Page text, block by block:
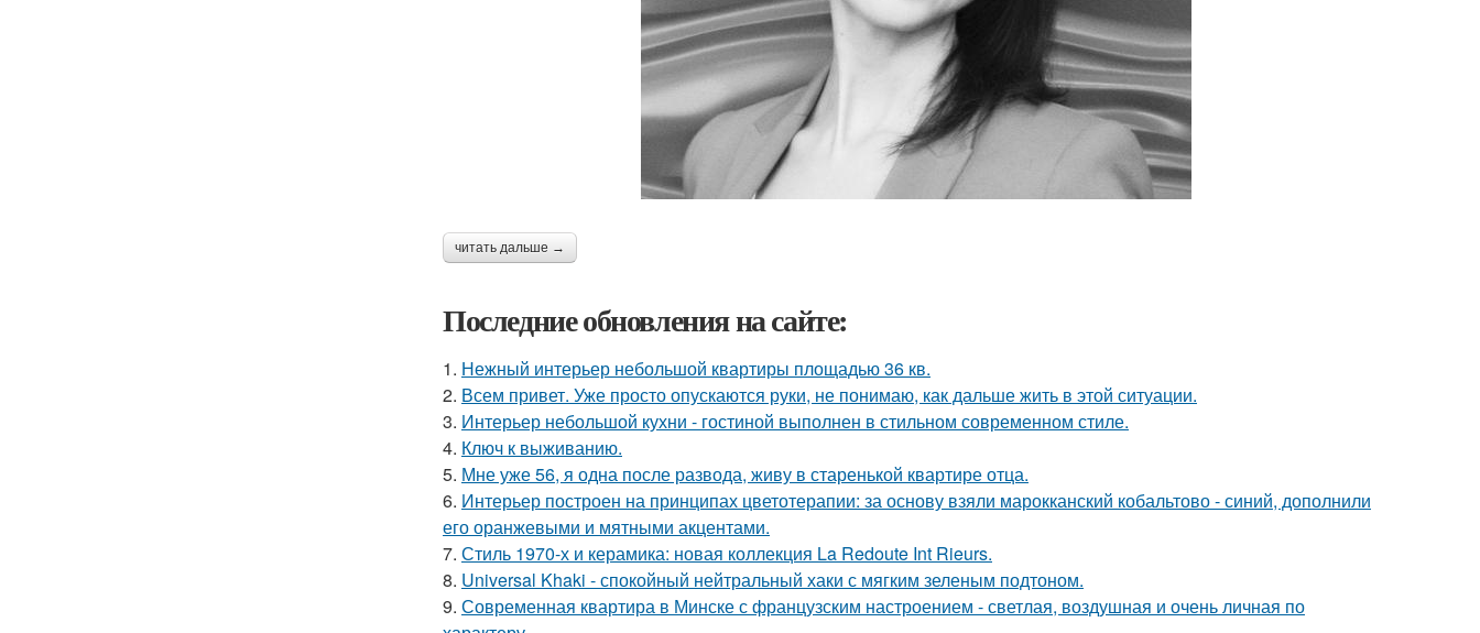
читать дальше →
Последние обновления на сайте:
1. Нежный интерьер небольшой квартиры площадью 36 кв.
2. Всем привет. Уже просто опускаются руки, не понимаю, как дальше жить в этой ситуации.
3. Интерьер небольшой кухни - гостиной выполнен в стильном современном стиле.
4. Ключ к выживанию.
5. Мне уже 56, я одна после развода, живу в старенькой квартире отца.
6. Интерьер построен на принципах цветотерапии: за основу взяли марокканский кобальтово - синий, дополнили
его оранжевыми и мятными акцентами.
7. Стиль 1970-х и керамика: новая коллекция La Redoute Int Rieurs.
8. Universal Khaki - спокойный нейтральный хаки с мягким зеленым подтоном.
9. Современная квартира в Минске с французским настроением - светлая, воздушная и очень личная по